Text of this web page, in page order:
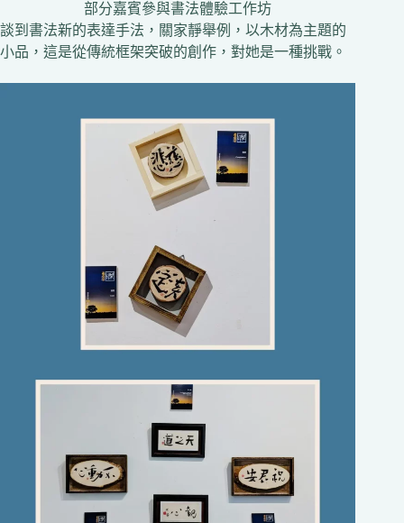
部分嘉賓參與書法體驗工作坊
談到書法新的表達手法，關家靜舉例，以木材為主題的
小品，這是從傳統框架突破的創作，對她是一種挑戰。